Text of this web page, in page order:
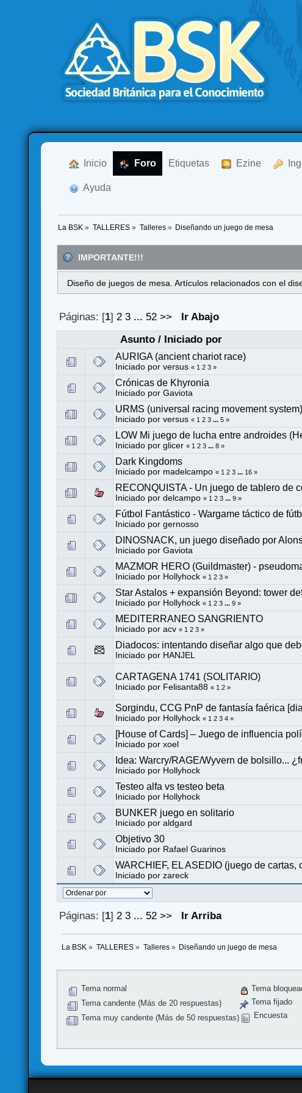
Inicio Foro Etiquetas Ezine
Ayuda
La BSK » TALLERES» Talleres» Diseñando un juego de mesa
IMPORTANTE!!!
Diseño de juegos de mesa. Artículos relacionados con el
Páginas: [1] 2 3 ... 52 >>
Ir Abajo
Asunto/ Iniciado por
AURIGA (ancient chariot race)
Iniciado porversus « 1 2 3 »
Crónicas de Khyronia
Iniciado porGaviota
URMS (universal racing movement system)
Iniciado porversus « 1 2 3 ...5 »
LOW Mi juego de lucha entre androides
Iniciado porglicer « 1 2 3 ...8 »
Dark Kingdoms
Iniciado por madelcampo « 1 2 3 ... 16 »
RECONQUISTA - Un juego de tablero de
Iniciado pordelcampo « 1 2 3 ...9 »
Fútbol Fantástico - Wargame táctico de
Iniciado porgernosso
DINOSNACK, un juego diseñado por
Iniciado porGaviota
MAZMOR HERO (Guildmaster) -
Iniciado por Hollyhock « 1 2 3 »
Star Astalos + expansión Beyond: tower
Iniciado por Hollyhock « 1 2 3 ...9 »
MEDITERRANEO SANGRIENTO
Iniciado poracv « 1 2 3 »
Diadocos: intentando diseñar algo que
Iniciado por HANJEL
CARTAGENA 1741 (SOLITARIO)
Iniciado por Felisanta88 « 1 2 »
Sorgindu, CCG PnP de fantasía faérica
Iniciado por Hollyhock « 1 2 3 4 »
[House of Cards] – Juego de influencia
Iniciado porxoel
Idea: Warcry/RAGE/Wyvern de bolsillo...
Iniciado por Hollyhock
Testeo alfa vs testeo beta
Iniciado por Hollyhock
BUNKER juego en solitario
Iniciado poraldgard
Objetivo 30
Iniciado por Rafael Guarinos
WARCHIEF, EL ASEDIO (juego de cartas,
Iniciado porzareck
Páginas: [1] 2 3 ... 52 >> Ir Arriba
La BSK » TALLERES» Talleres» Diseñando un juego de mesa
Tema normal
Tema candente (Más de 20 respuestas)
Tema muy candente (Más de 50 respuestas)
Tema
Tema fijado
Encuesta